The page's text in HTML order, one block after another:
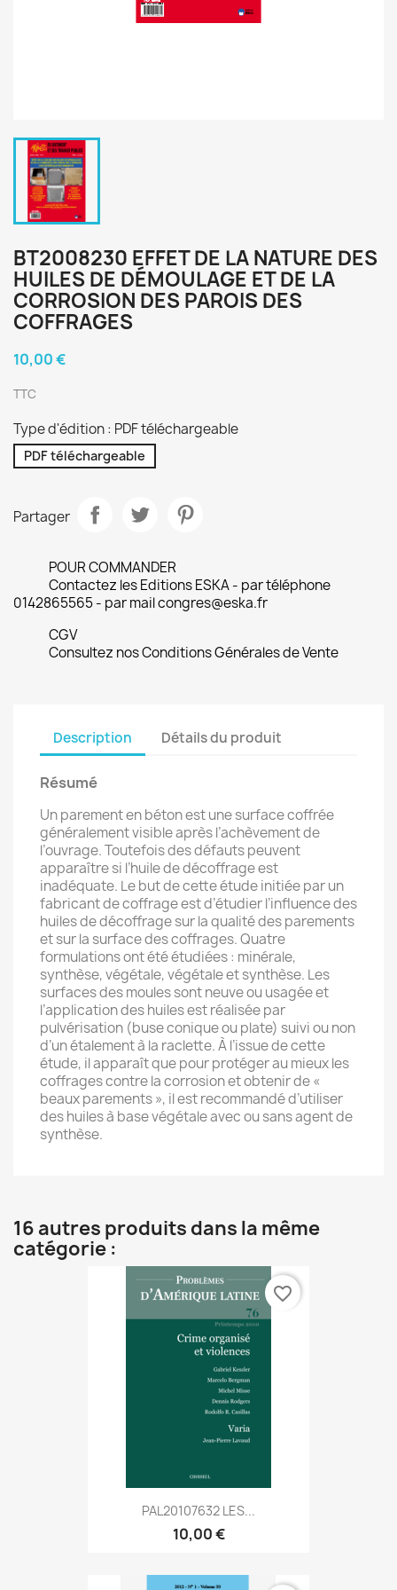
BT2008230 EFFET DE LA NATURE DES
HUILES DE DÉMOULAGE ET DE LA
CORROSION DES PAROIS DES
COFFRAGES
10,00 €
TTC
Type d'édition : PDF téléchargeable
PDF téléchargeable
Partager
POUR COMMANDER
Contactez les Editions ESKA - par téléphone
0142865565 - par mail congres@eska.fr
CGV
Consultez nos Conditions Générales de Vente
Description Détails du produit
Résumé
Un parement en béton est une surface coffrée
généralement visible après l’achèvement de
l’ouvrage. Toutefois des défauts peuvent
apparaître si l’huile de décoffrage est
inadéquate. Le but de cette étude initiée par un
fabricant de coffrage est d’étudier l’influence des
huiles de décoffrage sur la qualité des parements
et sur la surface des coffrages. Quatre
formulations ont été étudiées : minérale,
synthèse, végétale, végétale et synthèse. Les
surfaces des moules sont neuve ou usagée et
l’application des huiles est réalisée par
pulvérisation (buse conique ou plate) suivi ou non
d’un étalement à la raclette. À l’issue de cette
étude, il apparaît que pour protéger au mieux les
coffrages contre la corrosion et obtenir de «
beaux parements », il est recommandé d’utiliser
des huiles à base végétale avec ou sans agent de
synthèse.
16 autres produits dans la même
catégorie :
PAL20107632 LES...
10,00 €
favorite_border